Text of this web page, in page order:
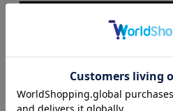
70 52
L 74 55